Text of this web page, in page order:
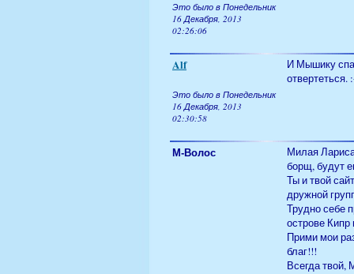
Это было в Понедельник
16 Декабря, 2013
02:26:06
Alf
И Мышику
отвертеться.
Это было в Понедельник
16 Декабря, 2013
02:30:58
М-Волос
Милая
борщ, будут
Ты и твой
дружной
Трудно себе
острове Кипр
Прими мои
благ!!!
Всегда твой,